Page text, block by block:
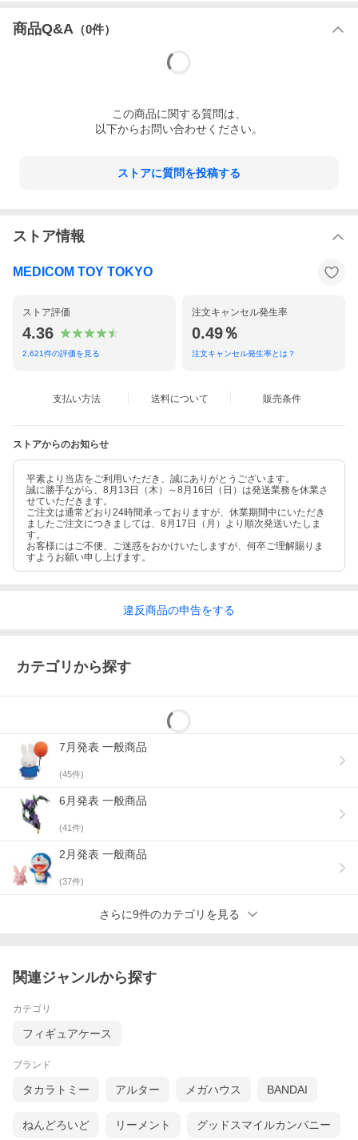
商品Q&A （0件）
この商品に関する質問は、
以下からお問い合わせください。
ストアに質問を投稿する
ストア情報
MEDICOM TOY TOKYO
ストア評価
4.36
2,621件の評価を見る
注文キャンセル発生率
0.49％
注文キャンセル発生率とは？
支払い方法 送料について 販売条件
ストアからのお知らせ
平素より当店をご利用いただき、誠にありがとうございます。
誠に勝手ながら、8月13日（木）～8月16日（日）は発送業務を休業さ
せていただきます。
ご注文は通常どおり24時間承っておりますが、休業期間中にいただき
ましたご注文につきましては、8月17日（月）より順次発送いたしま
す。
お客様にはご不便、ご迷惑をおかけいたしますが、何卒ご理解賜りま
すようお願い申し上げます。
違反商品の申告をする
カテゴリから探す
7月発表 一般商品
(45件)
6月発表 一般商品
(41件)
2月発表 一般商品
(37件)
さらに9件のカテゴリを見る
関連ジャンルから探す
カテゴリ
フィギュアケース
ブランド
タカラトミー アルター メガハウス BANDAI
ねんどろいど リーメント グッドスマイルカンパニー